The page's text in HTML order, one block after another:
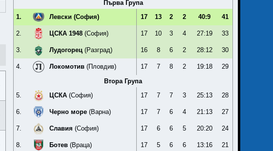
Първа Група
1.
Левски (София) 17 13 2 2 40:9 41
2. ЦСКА 1948 (София) 17 10 3 4 27:19 33
3. Лудогорец (Разград) 16 8 6 2 28:12 30
4. Локомотив (Пловдив) 17 7 8 2 19:18
29
Втора Група
5.
ЦСКА (София) 17 7 7 3 25:13 28
6. Черно море (Варна) 17 7 6 4 21:13 27
7. Славия (София) 17 6 6 5 20:20 24
8. Ботев (Враца) 17 5 6 6 13:16
21